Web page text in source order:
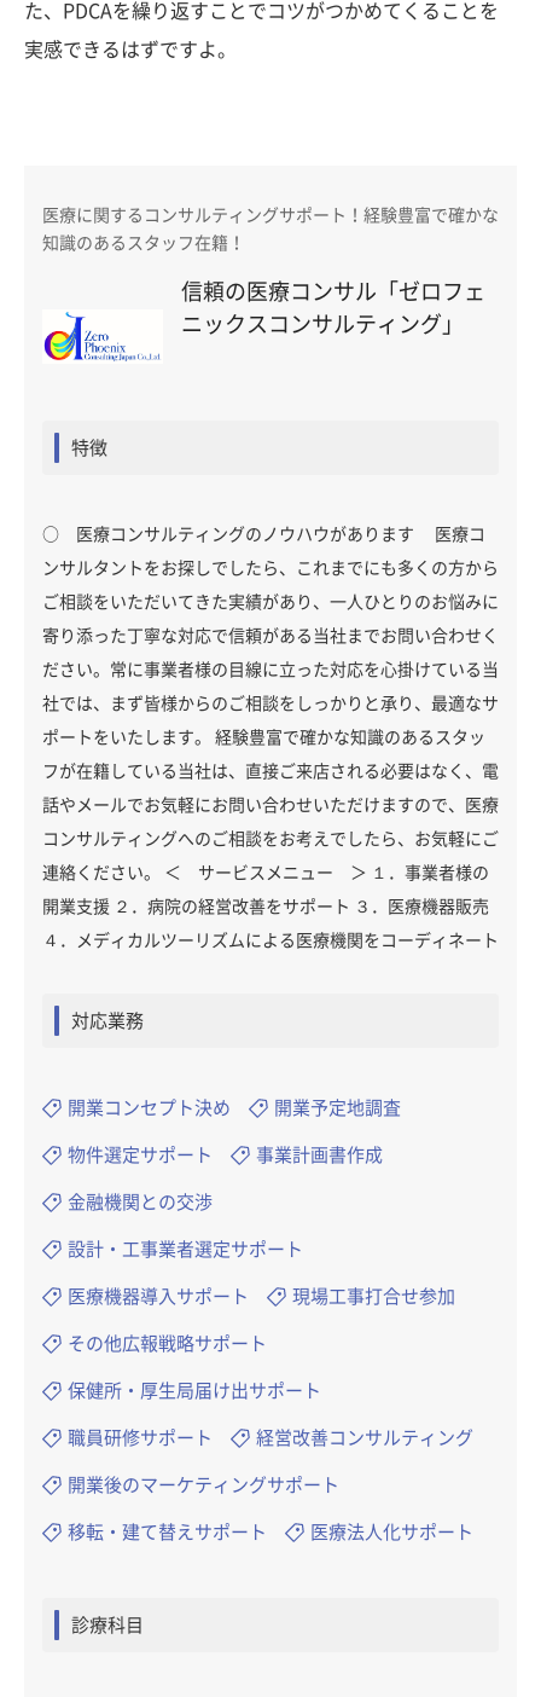
た、PDCAを繰り返すことでコツがつかめてくることを
実感できるはずですよ。
医療に関するコンサルティングサポート！経験豊富で確かな
知識のあるスタッフ在籍！
信頼の医療コンサル「ゼロフェ
ニックスコンサルティング」
特徴
○ 医療コンサルティングのノウハウがあります 医療コ
ンサルタントをお探しでしたら、これまでにも多くの方から
ご相談をいただいてきた実績があり、一人ひとりのお悩みに
寄り添った丁寧な対応で信頼がある当社までお問い合わせく
ださい。常に事業者様の目線に立った対応を心掛けている当
社では、まず皆様からのご相談をしっかりと承り、最適なサ
ポートをいたします。 経験豊富で確かな知識のあるスタッ
フが在籍している当社は、直接ご来店される必要はなく、電
話やメールでお気軽にお問い合わせいただけますので、医療
コンサルティングへのご相談をお考えでしたら、お気軽にご
連絡ください。 ＜ サービスメニュー ＞ １．事業者様の
開業支援 ２．病院の経営改善をサポート ３．医療機器販売
４．メディカルツーリズムによる医療機関をコーディネート
対応業務
開業コンセプト決め 開業予定地調査
物件選定サポート 事業計画書作成
金融機関との交渉
設計・工事業者選定サポート
医療機器導入サポート 現場工事打合せ参加
その他広報戦略サポート
保健所・厚生局届け出サポート
職員研修サポート 経営改善コンサルティング
開業後のマーケティングサポート
移転・建て替えサポート 医療法人化サポート
診療科目